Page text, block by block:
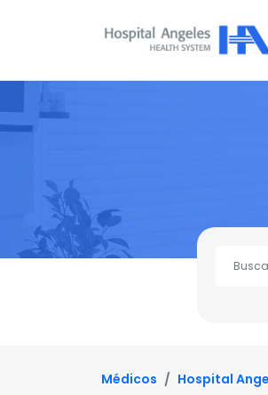
Médicos Hospital